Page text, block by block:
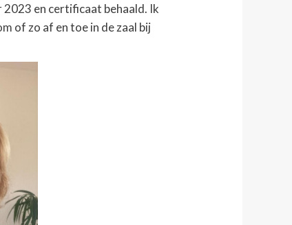
en certificaat behaald. Ik
of zo af en toe in de zaal bij